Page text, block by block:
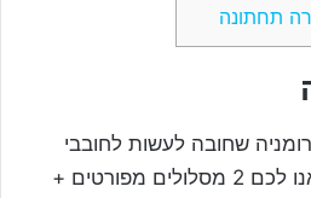
תחתונה
שחובה לעשות לחובבי
אנשי השטח שבינינו, הבאנו לכם 2 מסלולים מפורטים +